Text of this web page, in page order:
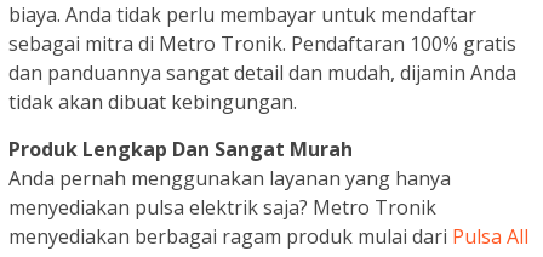
biaya. Anda tidak perlu membayar untuk mendaftar
sebagai mitra di Metro Tronik. Pendaftaran 100% gratis
dan panduannya sangat detail dan mudah, dijamin Anda
tidak akan dibuat kebingungan.
Produk Lengkap Dan Sangat Murah
Anda pernah menggunakan layanan yang hanya
menyediakan pulsa elektrik saja? Metro Tronik
menyediakan berbagai ragam produk mulai dari Pulsa All